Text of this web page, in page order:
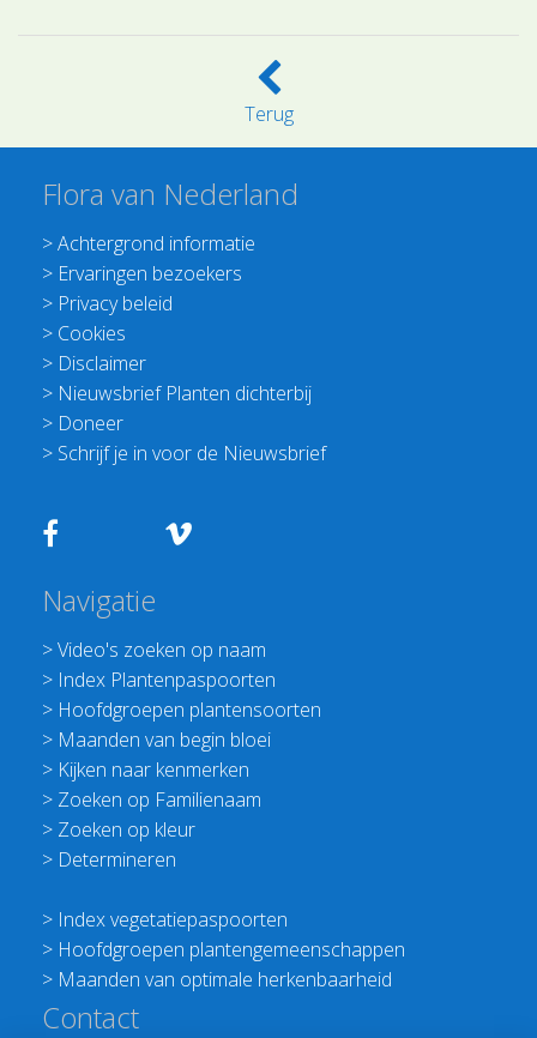
Terug
Flora van Nederland
>Achtergrond informatie
> Ervaringen bezoekers
> Privacy beleid
> Cookies
> Disclaimer
> Nieuwsbrief Planten dichterbij
> Doneer
> Schrijf je in voor de Nieuwsbrief
Navigatie
>Video's zoeken op naam
> Index Plantenpaspoorten
> Hoofdgroepen plantensoorten
> Maanden van begin bloei
> Kijken naar kenmerken
> Zoeken op Familienaam
> Zoeken op kleur
> Determineren
> Index vegetatiepaspoorten
> Hoofdgroepen plantengemeenschappen
> Maanden van optimale herkenbaarheid
Contact